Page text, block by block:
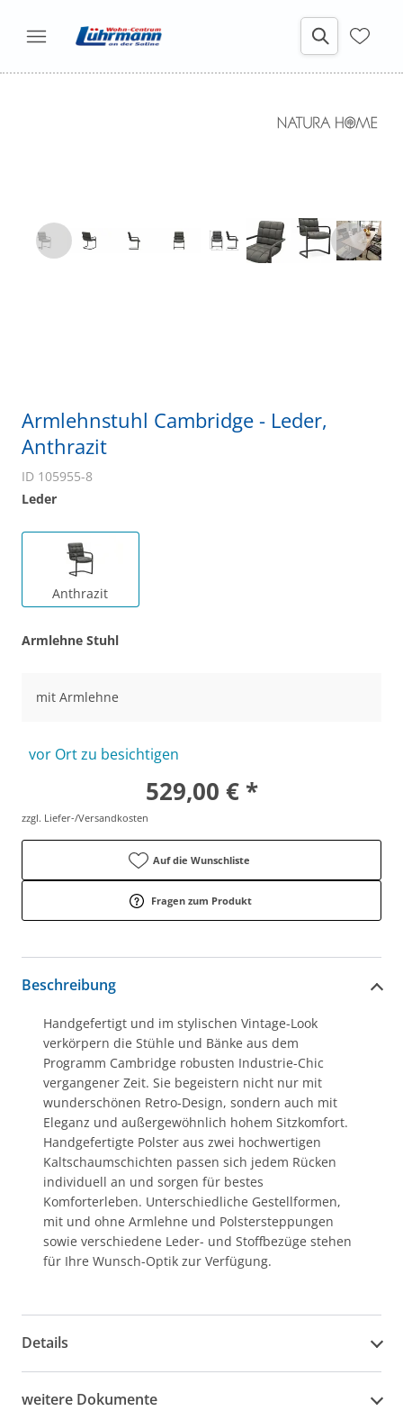
Armlehnstuhl Cambridge - Leder,
Anthrazit
ID 105955-8
Leder
Anthrazit
Armlehne Stuhl
mit Armlehne
vor Ort zu besichtigen
529,00 € *
zzgl. Liefer-/Versandkosten
Auf die Wunschliste
Fragen zum Produkt
Beschreibung
Handgefertigt und im stylischen Vintage-Look
verkörpern die Stühle und Bänke aus dem
Programm Cambridge robusten Industrie-Chic
vergangener Zeit. Sie begeistern nicht nur mit
wunderschönen Retro-Design, sondern auch mit
Eleganz und außergewöhnlich hohem Sitzkomfort.
Handgefertigte Polster aus zwei hochwertigen
Kaltschaumschichten passen sich jedem Rücken
individuell an und sorgen für bestes
Komforterleben. Unterschiedliche Gestellformen,
mit und ohne Armlehne und Polstersteppungen
sowie verschiedene Leder- und Stoffbezüge stehen
für Ihre Wunsch-Optik zur Verfügung.
Details
weitere Dokumente